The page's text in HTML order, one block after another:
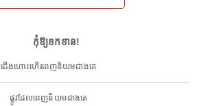
កុំឱ្យខកខាន!
ជើងហោះហើរពេញនិយមជាងគេ
ផ្លូវដែលពេញនិយមជាងគេ